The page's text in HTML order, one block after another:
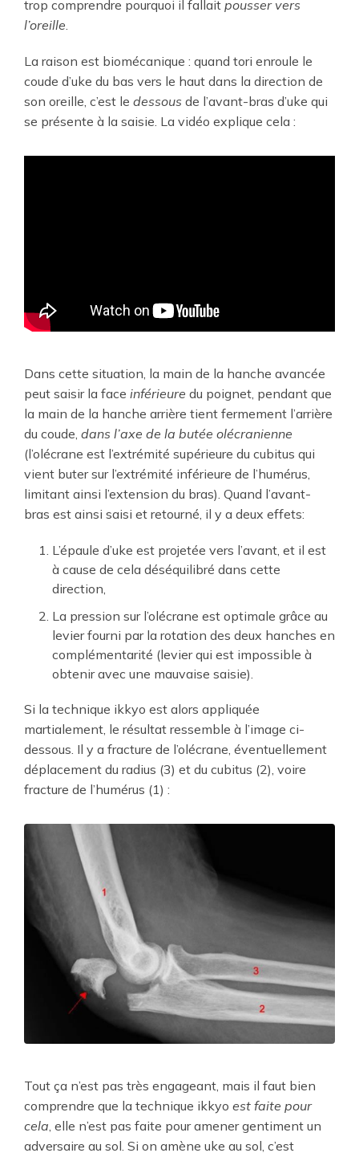
trop comprendre pourquoi il fallait pousser vers
l’oreille.
La raison est biomécanique : quand tori enroule le
coude d’uke du bas vers le haut dans la direction de
son oreille, c’est le dessous de l’avant-bras d’uke qui
se présente à la saisie. La vidéo explique cela :
Dans cette situation, la main de la hanche avancée
peut saisir la face inférieure du poignet, pendant que
la main de la hanche arrière tient fermement l’arrière
du coude, dans l’axe de la butée olécranienne
(l’olécrane est l’extrémité supérieure du cubitus qui
vient buter sur l’extrémité inférieure de l’humérus,
limitant ainsi l’extension du bras). Quand l’avant-
bras est ainsi saisi et retourné, il y a deux effets:
L’épaule d’uke est projetée vers l’avant, et il est
à cause de cela déséquilibré dans cette
direction,
La pression sur l’olécrane est optimale grâce au
levier fourni par la rotation des deux hanches en
complémentarité (levier qui est impossible à
obtenir avec une mauvaise saisie).
Si la technique ikkyo est alors appliquée
martialement, le résultat ressemble à l’image ci-
dessous. Il y a fracture de l’olécrane, éventuellement
déplacement du radius (3) et du cubitus (2), voire
fracture de l’humérus (1) :
Tout ça n’est pas très engageant, mais il faut bien
comprendre que la technique ikkyo est faite pour
cela, elle n’est pas faite pour amener gentiment un
adversaire au sol. Si on amène uke au sol, c’est